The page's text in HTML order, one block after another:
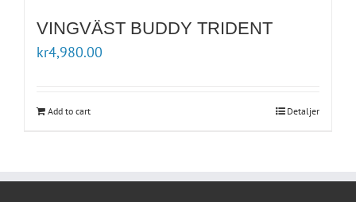
VINGVÄST BUDDY TRIDENT
kr4,980.00
Add to cart Detaljer